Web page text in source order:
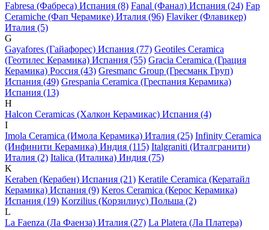
Fabresa (Фабреса) Испания (8) Fanal (Фанал) Испания (24) Fap
Ceramiche (Фап Черамике) Италия (96) Flaviker (Флавикер)
Италия (5)
G
Gayafores (Гайафорес) Испания (77) Geotiles Ceramica
(Геотилес Керамика) Испания (55) Gracia Ceramica (Грация
Керамика) Россия (43) Gresmanc Group (Гресманк Груп)
Испания (49) Grespania Ceramica (Греспания Керамика)
Испания (13)
H
Halcon Ceramicas (Халкон Керамикас) Испания (4)
I
Imola Ceramica (Имола Керамика) Италия (25) Infinity Ceramica
(Инфинити Керамика) Индия (115) Italgraniti (Италгранити)
Италия (2) Italica (Италика) Индия (75)
K
Keraben (Керабен) Испания (21) Keratile Ceramica (Кератайл
Керамика) Испания (9) Keros Ceramica (Керос Керамика)
Испания (19) Korzilius (Корзилиус) Польша (2)
L
La Faenza (Ла Фаенза) Италия (27) La Platera (Ла Платера)